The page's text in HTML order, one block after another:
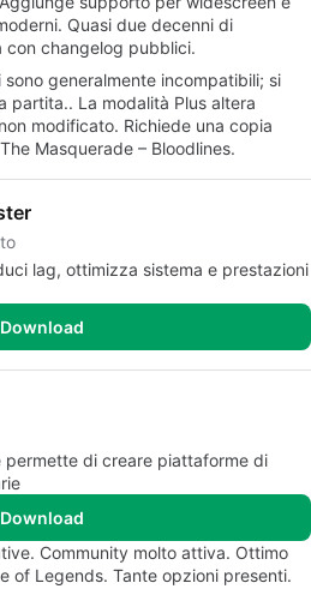
Quasi due decenni di
con changelog pubblici.
generalmente incompatibili; si
partita.. La modalità Plus altera
modificato. Richiede una copia
Masquerade – Bloodlines.
lag, ottimizza sistema e prestazioni
Download
permette di creare piattaforme di
Download
Community molto attiva. Ottimo
of Legends. Tante opzioni presenti.